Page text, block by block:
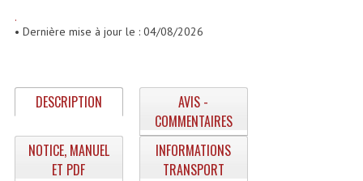
Caisson De Basse Amplifié
Enceinte Nomade Bluetooth
Enceintes (Ecoutes De Studio)
Enceintes Autonomes Portables Amplifiées
.
• Dernière mise à jour le : 04/08/2026
DESCRIPTION
AVIS -
COMMENTAIRES
NOTICE, MANUEL
ET PDF
INFORMATIONS
TRANSPORT